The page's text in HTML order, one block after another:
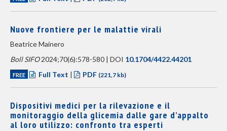
Nuove frontiere per le malattie virali
Beatrice Mainero
Boll SIFO2024;70(6):578-580 | DOI 10.1704/4422.44201
FREE Full Text | PDF (221,7 kb)
Dispositivi medici per la rilevazione e il
monitoraggio della glicemia dalle gare d’appalto
al loro utilizzo: confronto tra esperti